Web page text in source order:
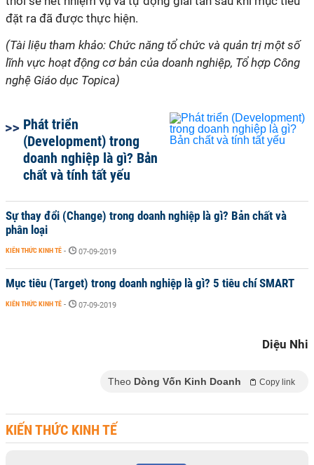
đặt ra đã được thực hiện.
(Tài liệu tham khảo: Chức năng tổ chức và quản trị một số
lĩnh vực hoạt động cơ bản của doanh nghiệp, Tổ hợp Công
nghệ Giáo dục Topica)
Phát triển
(Development) trong
doanh nghiệp là gì? Bản
chất và tính tất yếu
Sự thay đổi (Change) trong doanh nghiệp là gì? Bản chất và
phân loại
KIẾN THỨC KINH TẾ - 07-09-2019
Mục tiêu (Target) trong doanh nghiệp là gì? 5 tiêu chí SMART
KIẾN THỨC KINH TẾ - 07-09-2019
Diệu Nhi
Theo Dòng Vốn Kinh Doanh Copy link
KIẾN THỨC KINH TẾ